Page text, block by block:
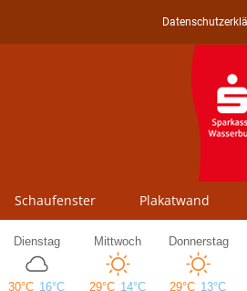
Schaufenster Plakatwand